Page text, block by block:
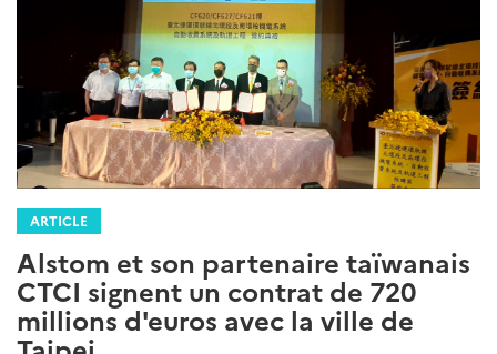
ARTICLE
Alstom et son partenaire taïwanais
CTCI signent un contrat de 720
millions d'euros avec la ville de